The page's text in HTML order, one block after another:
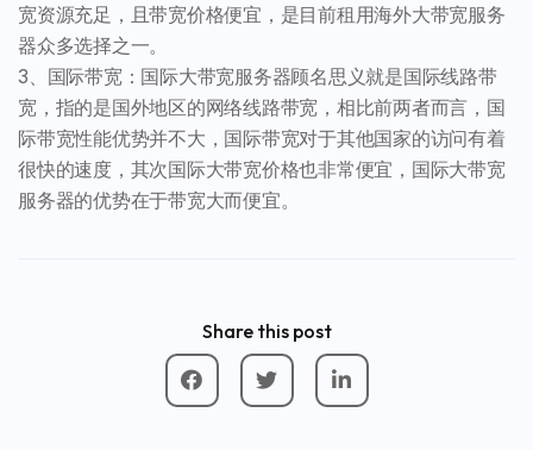
宽资源充足，且带宽价格便宜，是目前租用海外大带宽服务
器众多选择之一。
3、国际带宽：国际大带宽服务器顾名思义就是国际线路带
宽，指的是国外地区的网络线路带宽，相比前两者而言，国
际带宽性能优势并不大，国际带宽对于其他国家的访问有着
很快的速度，其次国际大带宽价格也非常便宜，国际大带宽
服务器的优势在于带宽大而便宜。
Share this post